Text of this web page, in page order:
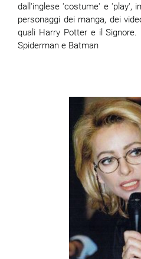
dall'inglese 'costume' e 'play',
personaggi dei manga, dei
quali Harry Potter e il Signore.
Spiderman e Batman